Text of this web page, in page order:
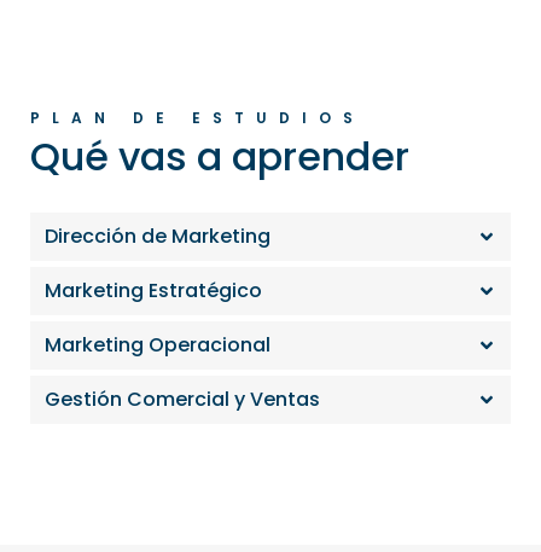
PLAN DE ESTUDIOS
Qué vas a aprender
Dirección de Marketing
Marketing Estratégico
Marketing Operacional
Gestión Comercial y Ventas